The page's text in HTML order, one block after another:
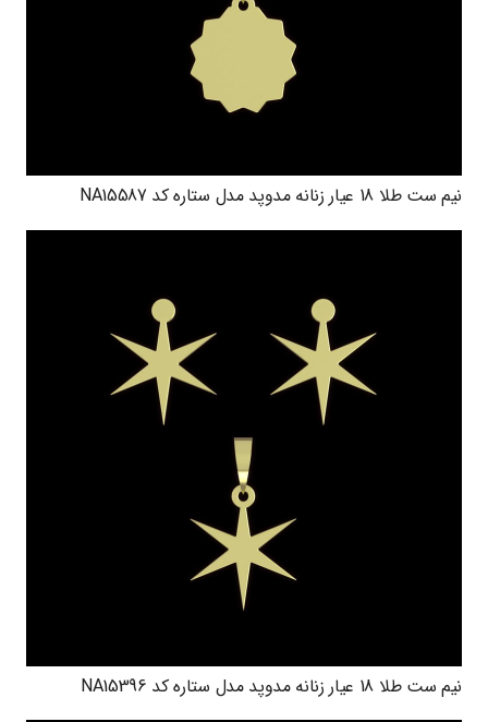
نیم ست طلا 18 عیار زنانه مدوپد مدل ستاره کد NA15587
نیم ست طلا 18 عیار زنانه مدوپد مدل ستاره کد NA15396